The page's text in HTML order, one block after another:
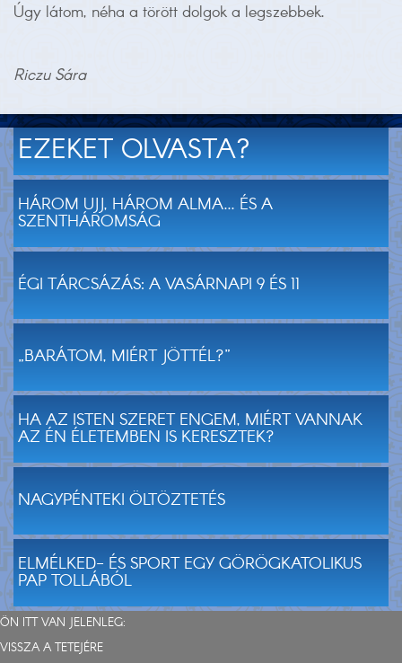
Úgy látom, néha a törött dolgok a legszebbek.
Riczu Sára
EZEKET OLVASTA?
HÁROM UJJ, HÁROM ALMA... ÉS A
SZENTHÁROMSÁG
ÉGI TÁRCSÁZÁS: A VASÁRNAPI 9 ÉS 11
„BARÁTOM, MIÉRT JÖTTÉL?”
HA AZ ISTEN SZERET ENGEM, MIÉRT VANNAK
AZ ÉN ÉLETEMBEN IS KERESZTEK?
NAGYPÉNTEKI ÖLTÖZTETÉS
ELMÉLKED- ÉS SPORT EGY GÖRÖGKATOLIKUS
PAP TOLLÁBÓL
ÖN ITT VAN JELENLEG:
VISSZA A TETEJÉRE